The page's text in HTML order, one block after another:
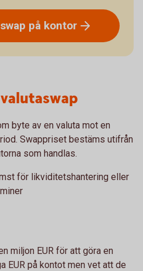
på kontor
byte av en valuta mot en
Swappriset bestäms utifrån
som handlas.
för likviditetshantering eller
miljon EUR för att göra en
EUR på kontot men vet att de